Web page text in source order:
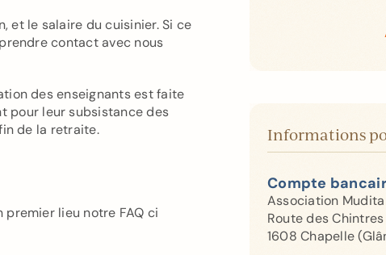
et le salaire du cuisinier. Si ce
contact avec nous
des enseignants est faite
pour leur subsistance des
de la retraite.
lieu notre FAQ ci
Informations
Compte
Association Mudita
Route des Chintres
1608 Chapelle